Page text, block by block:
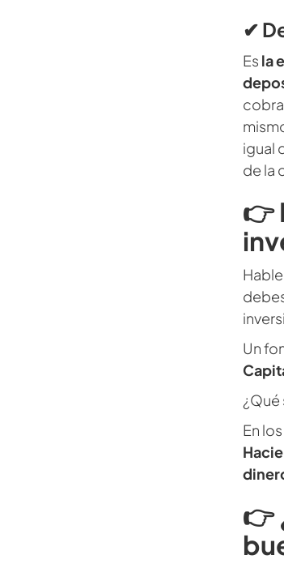
✔
Es la
igual
de la
👉
Un
¿Qué
En
👉